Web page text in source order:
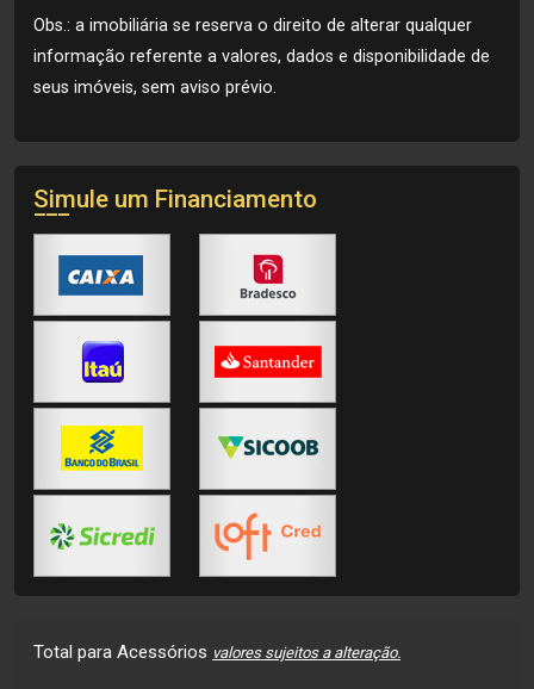
Obs.: a imobiliária se reserva o direito de alterar qualquer
informação referente a valores, dados e disponibilidade de
seus imóveis, sem aviso prévio.
Simule um Financiamento
Total para Acessórios valores sujeitos a alteração.